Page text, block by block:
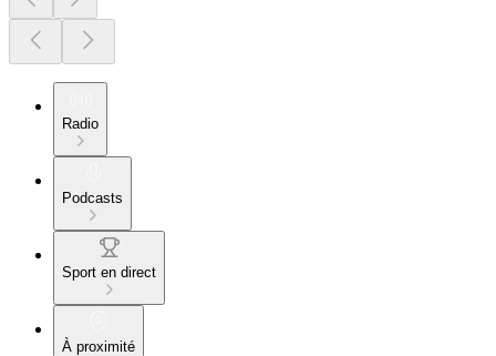
Radio
Podcasts
Sport en direct
À proximité